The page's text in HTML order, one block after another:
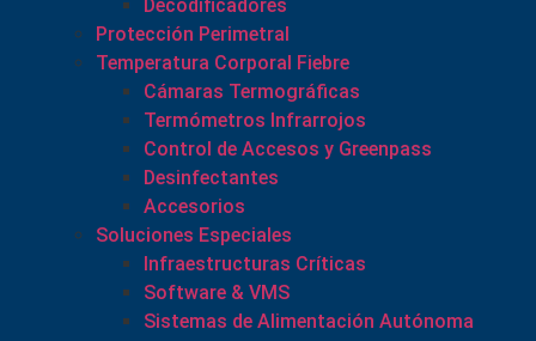
Decodificadores
Protección Perimetral
Temperatura Corporal Fiebre
Cámaras Termográficas
Termómetros Infrarrojos
Control de Accesos y Greenpass
Desinfectantes
Accesorios
Soluciones Especiales
Infraestructuras Críticas
Software & VMS
Sistemas de Alimentación Autónoma